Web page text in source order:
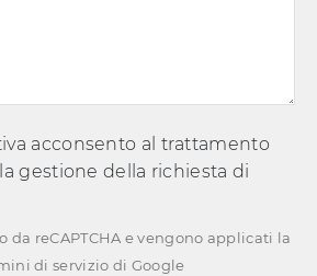
acconsento al trattamento
gestione della richiesta di
da reCAPTCHA e vengono applicati la
di servizio di Google